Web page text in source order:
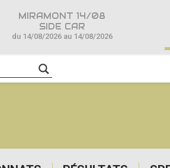
MIRAMONT 14/08
SIDE CAR
du 14/08/2026 au 14/08/2026